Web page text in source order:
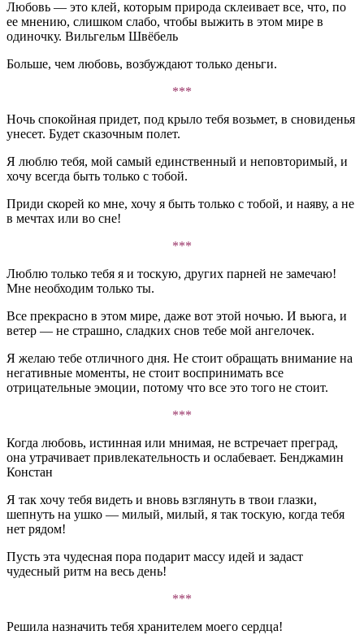
Любовь — это клей, которым природа склеивает все, что, по
ее мнению, слишком слабо, чтобы выжить в этом мире в
одиночку. Вильгельм Швёбель
Больше, чем любовь, возбуждают только деньги.
***
Ночь спокойная придет, под крыло тебя возьмет, в сновиденья
унесет. Будет сказочным полет.
Я люблю тебя, мой самый единственный и неповторимый, и
хочу всегда быть только с тобой.
Приди скорей ко мне, хочу я быть только с тобой, и наяву, а не
в мечтах или во сне!
***
Люблю только тебя я и тоскую, других парней не замечаю!
Мне необходим только ты.
Все прекрасно в этом мире, даже вот этой ночью. И вьюга, и
ветер — не страшно, сладких снов тебе мой ангелочек.
Я желаю тебе отличного дня. Не стоит обращать внимание на
негативные моменты, не стоит воспринимать все
отрицательные эмоции, потому что все это того не стоит.
***
Когда любовь, истинная или мнимая, не встречает преград,
она утрачивает привлекательность и ослабевает. Бенджамин
Констан
Я так хочу тебя видеть и вновь взглянуть в твои глазки,
шепнуть на ушко — милый, милый, я так тоскую, когда тебя
нет рядом!
Пусть эта чудесная пора подарит массу идей и задаст
чудесный ритм на весь день!
***
Решила назначить тебя хранителем моего сердца!